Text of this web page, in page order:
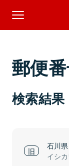
郵便
検索結果
石川県
イシ